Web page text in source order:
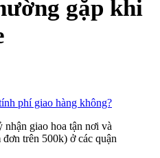
gặp khi
phí giao hàng không?
nhận giao hoa tận nơi và
trên 500k) ở các quận